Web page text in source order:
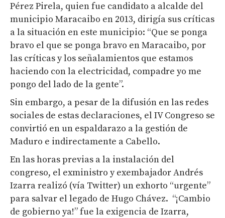
Pérez Pirela, quien fue candidato a alcalde del
municipio Maracaibo en 2013, dirigía sus críticas
a la situación en este municipio: “Que se ponga
bravo el que se ponga bravo en Maracaibo, por
las críticas y los señalamientos que estamos
haciendo con la electricidad, compadre yo me
pongo del lado de la gente”.
Sin embargo, a pesar de la difusión en las redes
sociales de estas declaraciones, el IV Congreso se
convirtió en un espaldarazo a la gestión de
Maduro e indirectamente a Cabello.
En las horas previas a la instalación del
congreso, el exministro y exembajador Andrés
Izarra realizó (vía Twitter) un exhorto “urgente”
para salvar el legado de Hugo Chávez. “¡Cambio
de gobierno ya!” fue la exigencia de Izarra,